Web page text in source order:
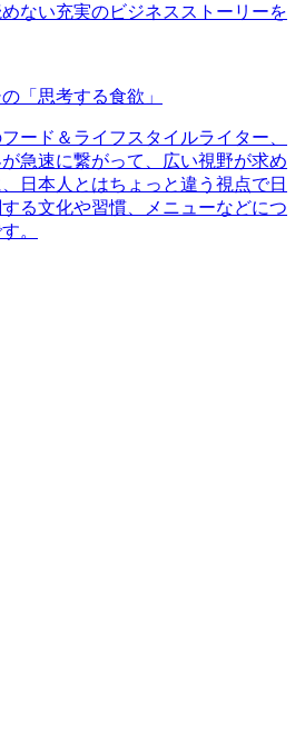
ない充実のビジネスストーリーを
「思考する食欲」
ード＆ライフスタイルライター、
急速に繋がって、広い視野が求め
日本人とはちょっと違う視点で日
る文化や習慣、メニューなどにつ
。